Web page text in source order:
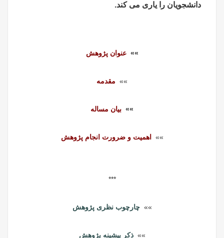
دانشجویان را یاری می کند.
»»عنوان پژوهش
»» مقدمه
»» بیان مساله
»» اهمیت و ضرورت انجام پژوهش
***
»»چارچوب نظری پژوهش
»»ذکر پیشینه پژوهش